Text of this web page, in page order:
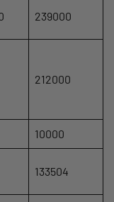
239000
212000
10000
133504